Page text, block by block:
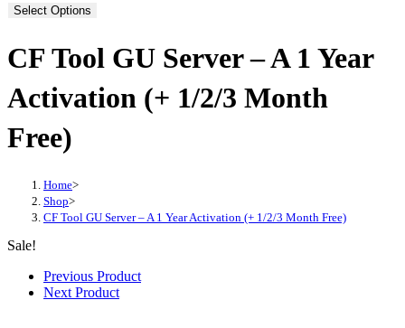
Select Options
CF Tool GU Server – A 1 Year
Activation (+ 1/2/3 Month
Free)
Home>
Shop>
CF Tool GU Server – A 1 Year Activation (+ 1/2/3 Month Free)
Sale!
Previous Product
Next Product